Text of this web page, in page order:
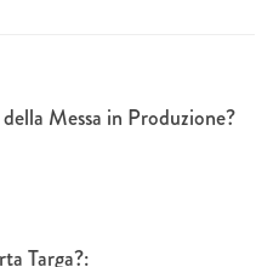
Messa in Produzione?
Targa?: